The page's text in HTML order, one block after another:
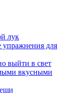
лук
для
выйти в свет
вкусными